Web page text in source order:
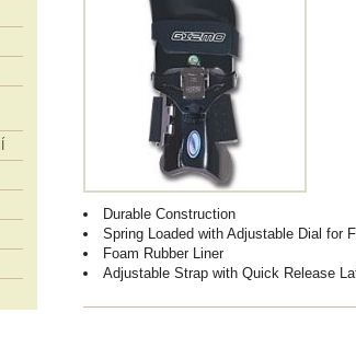
Durable Construction
Spring Loaded with Adjustable Dial for
Foam Rubber Liner
Adjustable Strap with Quick Release